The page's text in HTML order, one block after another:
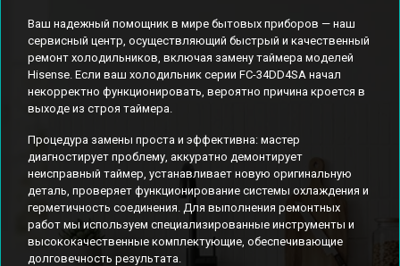
Ваш надежный помощник в мире бытовых приборов — наш
сервисный центр, осуществляющий быстрый и качественный
ремонт холодильников, включая замену таймера моделей
Hisense. Если ваш холодильник серии FC-34DD4SA начал
некорректно функционировать, вероятно причина кроется в
выходе из строя таймера.
Процедура замены проста и эффективна: мастер
диагностирует проблему, аккуратно демонтирует
неисправный таймер, устанавливает новую оригинальную
деталь, проверяет функционирование системы охлаждения и
герметичность соединения. Для выполнения ремонтных
работ мы используем специализированные инструменты и
высококачественные комплектующие, обеспечивающие
долговечность результата.